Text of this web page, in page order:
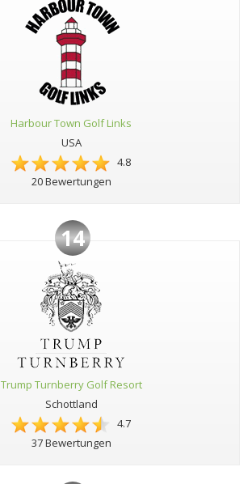
Harbour Town Golf Links
USA
4.8
20 Bewertungen
14
Trump Turnberry Golf Resort
Schottland
4.7
37 Bewertungen